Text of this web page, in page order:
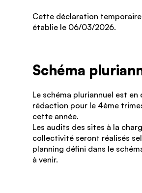
Cette déclaration
établie le 06/03/2026.
Schéma
Le schéma pluriannuel est en
rédaction pour le 4ème
cette année.
Les audits des sites à la
collectivité seront réalisés
planning défini dans le
à venir.